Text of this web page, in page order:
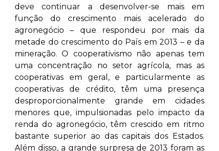
deve continuar a desenvolver-se mais em
função do crescimento mais acelerado do
agronegócio – que respondeu por mais da
metade do crescimento do País em 2013 – e da
mineração. O cooperativismo não apenas tem
uma concentração no setor agrícola, mas as
cooperativas em geral, e particularmente as
cooperativas de crédito, têm uma presença
desproporcionalmente grande em cidades
menores que, impulsionadas pelo impacto da
renda do agronegócio, têm crescido em ritmo
bastante superior ao das capitais dos Estados.
Além disso, a grande surpresa de 2013 foram as